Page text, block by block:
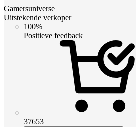
Gamersuniverse
Uitstekende verkoper
100%
Positieve feedback
37653